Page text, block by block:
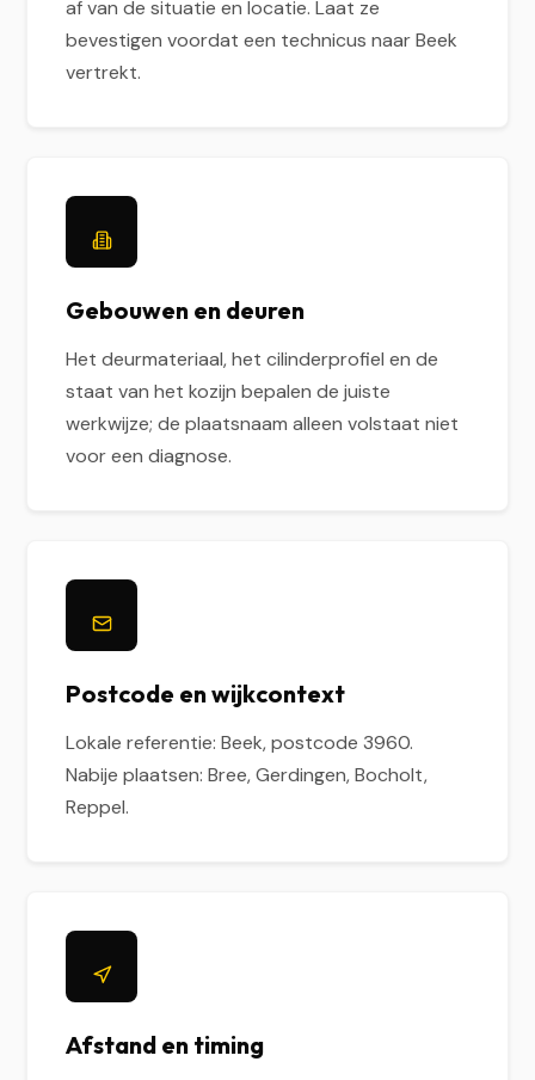
af van de situatie en locatie. Laat ze
bevestigen voordat een technicus naar Beek
vertrekt.
Gebouwen en deuren
Het deurmateriaal, het cilinderprofiel en de
staat van het kozijn bepalen de juiste
werkwijze; de plaatsnaam alleen volstaat niet
voor een diagnose.
Postcode en wijkcontext
Lokale referentie: Beek, postcode 3960.
Nabije plaatsen: Bree, Gerdingen, Bocholt,
Reppel.
Afstand en timing